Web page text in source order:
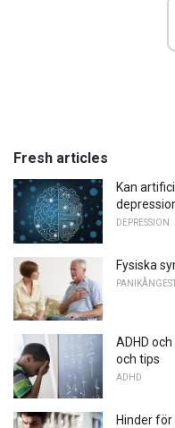
Fresh articles
Kan
DEPRESSION
Fysiska
ADHD
och tips
ADHD
Hinder